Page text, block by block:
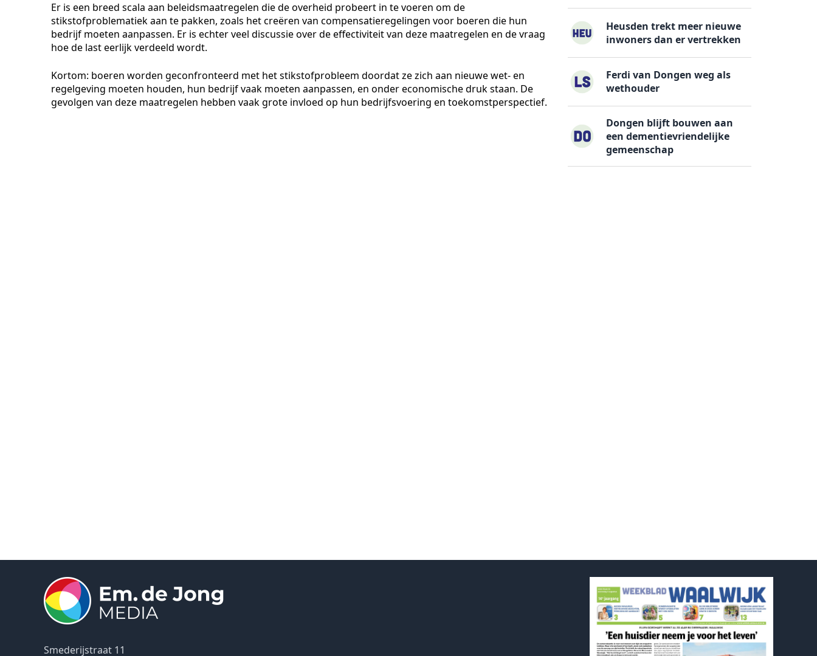
Er is een breed scala aan beleidsmaatregelen die de overheid probeert in te voeren om de
stikstofproblematiek aan te pakken, zoals het creëren van compensatieregelingen voor boeren die hun
bedrijf moeten aanpassen. Er is echter veel discussie over de effectiviteit van deze maatregelen en de vraag
hoe de last eerlijk verdeeld wordt.
Kortom: boeren worden geconfronteerd met het stikstofprobleem doordat ze zich aan nieuwe wet- en
regelgeving moeten houden, hun bedrijf vaak moeten aanpassen, en onder economische druk staan. De
gevolgen van deze maatregelen hebben vaak grote invloed op hun bedrijfsvoering en toekomstperspectief.
Heusden trekt meer nieuwe
inwoners dan er vertrekken
Ferdi van Dongen weg als
wethouder
Dongen blijft bouwen aan
een dementievriendelijke
gemeenschap
Smederijstraat 11